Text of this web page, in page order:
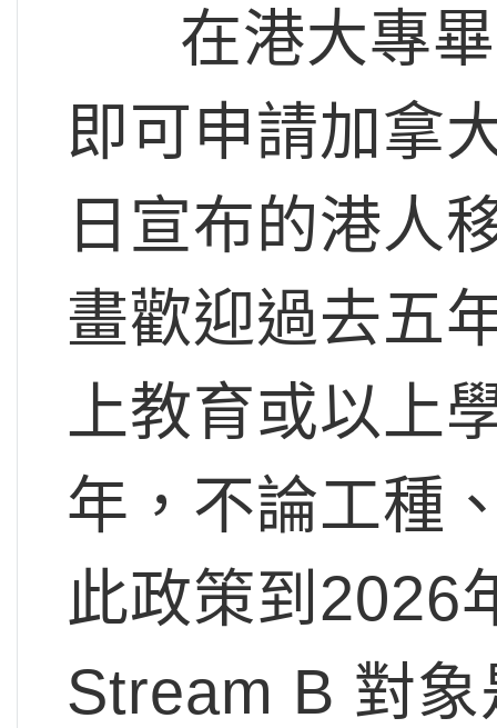
在港大專畢
即可申請加拿
日宣布的港人
畫歡迎過去五
上教育或以上
年，不論工種
此政策到2026
Stream B 對